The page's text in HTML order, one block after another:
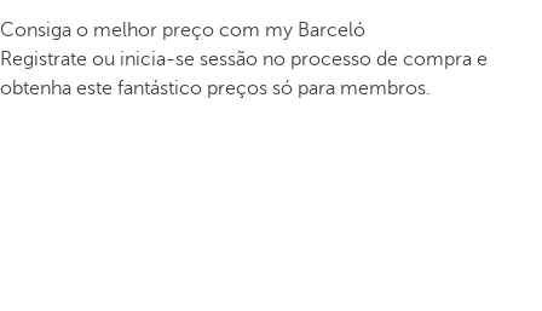
Consiga o melhor preço com my Barceló
Registrate ou inicia-se sessão no processo de compra e
obtenha este fantástico preços só para membros.